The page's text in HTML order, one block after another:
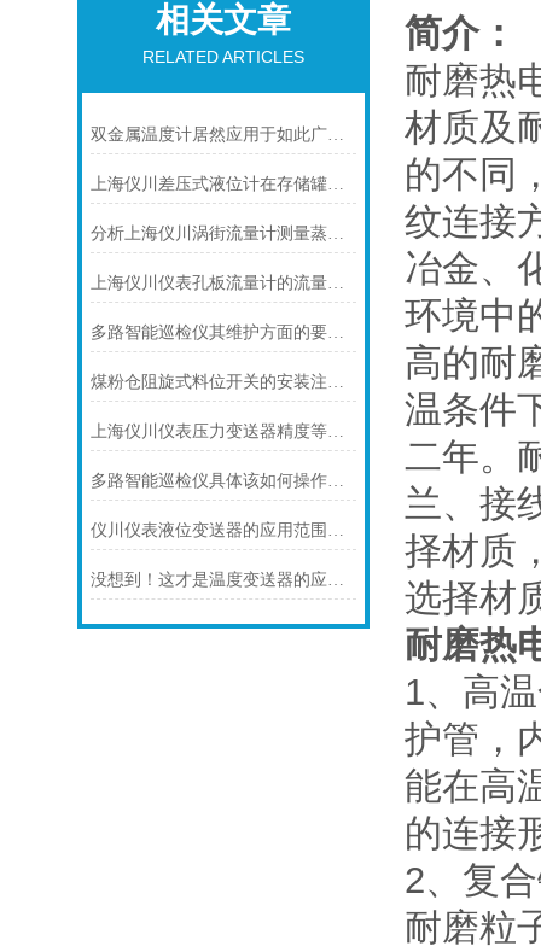
相关文章
RELATED ARTICLES
双金属温度计居然应用于如此广泛的领域
上海仪川差压式液位计在存储罐液位测量的应用
分析上海仪川涡街流量计测量蒸汽的三种方式
上海仪川仪表孔板流量计的流量计算公式
多路智能巡检仪其维护方面的要点是什么？
煤粉仓阻旋式料位开关的安装注意事项
上海仪川仪表压力变送器精度等级的划分方法
多路智能巡检仪具体该如何操作呢？
仪川仪表液位变送器的应用范围涵盖了多个行业和领域
没想到！这才是温度变送器的应用特点！
简介：
耐磨热
材质及
的不同
纹连接
冶金、
环境中
高的耐
温条件
二年。
兰、接
择材质
选择材
耐磨热
1、高
护管，
能在高
的连接
2、复
耐磨粒